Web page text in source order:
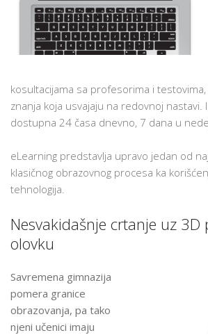
kosultacijama sa profesorima i
znanja koja usvajaju na redovnoj nastavi.
dostupna 24 časa dnevno, 7 dana u
eLearning predstavlja upravo jedan od
klasičnog obrazovnog procesa ka
tehnologija.
Nesvakidašnje crtanje uz
olovku
Savremena gimnazija
pomera granice
obrazovanja, pa tako
njeni učenici imaju